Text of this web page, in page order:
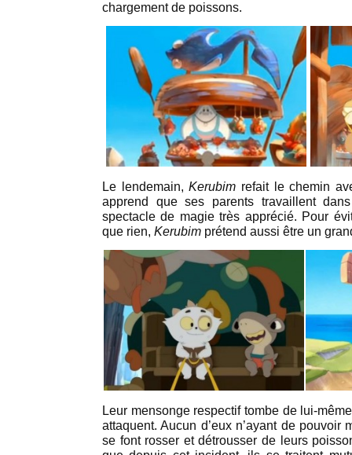
chargement de poissons.
Le lendemain,Kerubim refait le chemin
apprend que ses parents travaillent
spectacle de magie très apprécié. Pour
que rien, Kerubim prétend aussi être un
Leur mensonge respectif tombe de lui-
attaquent. Aucun d’eux n’ayant de pouvoir
se font rosser et détrousser de leurs